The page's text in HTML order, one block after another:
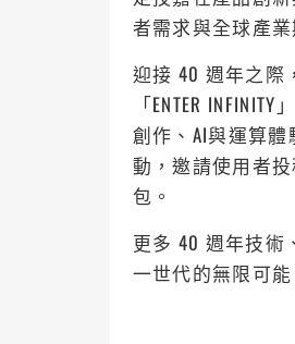
者需求與全球產
迎接 40 週年之際
「ENTER
創作、AI與運算
動，邀請使用者
包。
更多 40 週年技
一世代的無限可